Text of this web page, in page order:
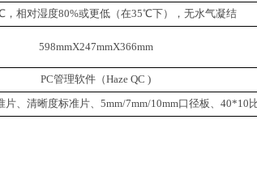
相对湿度80%或更低（在35℃下），无水气凝结
598mmX247mmX366mm
PC管理软件（Haze QC )
片、清晰度标准片、 5mm/7mm/10mm口径板、40*10